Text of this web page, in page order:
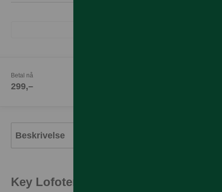
Betal nå
299,–
Beskrivelse
Key Lofoten Soft Case